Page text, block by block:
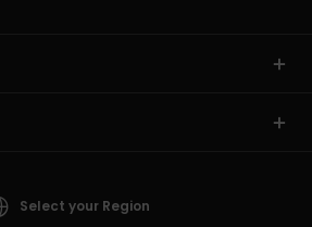
Select your Region